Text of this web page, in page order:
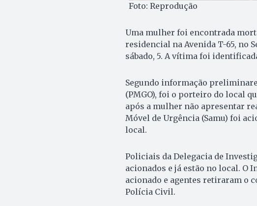
Foto: Reprodução
Uma mulher foi encontrada
residencial na Avenida T-65, no
sábado, 5. A vítima foi
Segundo informação
(PMGO), foi o porteiro do local
após a mulher não apresentar
Móvel de Urgência (Samu) foi
local.
Policiais da Delegacia de
acionados e já estão no local. O
acionado e agentes retiraram o
Polícia Civil.